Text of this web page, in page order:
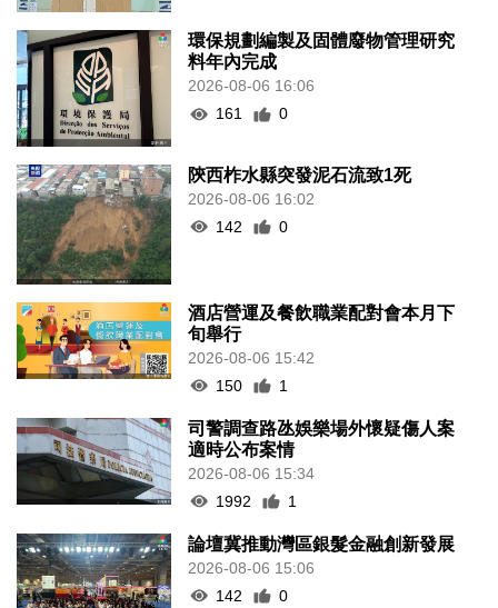
環保規劃編製及固體廢物管理研究
料年內完成
2026-08-06 16:06
161
0
陝西柞水縣突發泥石流致1死
2026-08-06 16:02
142
0
酒店營運及餐飲職業配對會本月下
旬舉行
2026-08-06 15:42
150
1
司警調查路氹娛樂場外懷疑傷人案
適時公布案情
2026-08-06 15:34
1992
1
論壇冀推動灣區銀髮金融創新發展
2026-08-06 15:06
142
0